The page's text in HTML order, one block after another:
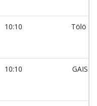
10:10 Tölö IF
10:10 GAIS:U